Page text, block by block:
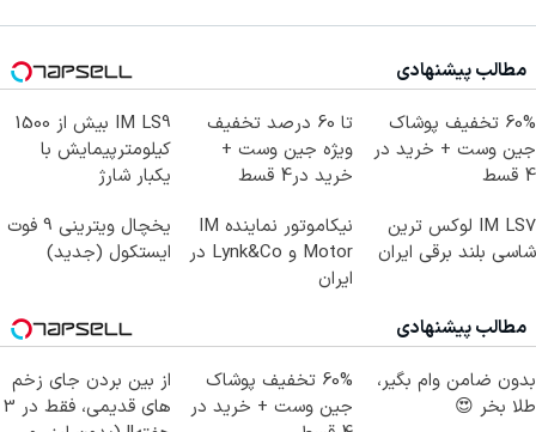
مطالب پیشنهادی
60% تخفیف پوشاک
جین وست + خرید در
4 قسط
تا 60 درصد تخفیف
ویژه جین وست +
خرید در4 قسط
IM LS9 بیش از 1500
کیلومترپیمایش با
یکبار شارژ
IM LS7 لوکس ترین
شاسی بلند برقی ایران
نیکاموتور نماینده IM
Motor و Lynk&Co در
ایران
یخچال ویترینی 9 فوت
ایستکول (جدید)
مطالب پیشنهادی
بدون ضامن وام بگیر،
طلا بخر 😍
60% تخفیف پوشاک
جین وست + خرید در
از بین بردن جای زخم
های قدیمی، فقط در 3